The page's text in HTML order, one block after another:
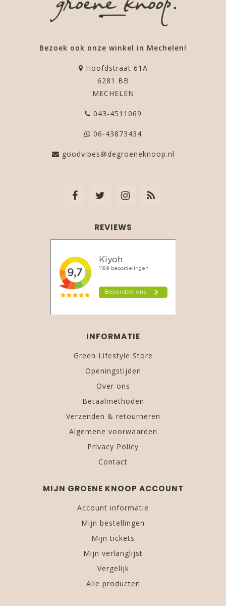
Bezoek ook onze winkel in Mechelen!
Hoofdstraat 61A
6281 BB
MECHELEN
043-4511069
06-43873434
goodvibes@degroeneknoop.nl
REVIEWS
INFORMATIE
Green Lifestyle Store
Openingstijden
Over ons
Betaalmethoden
Verzenden & retourneren
Algemene voorwaarden
Privacy Policy
Contact
MIJN GROENE KNOOP ACCOUNT
Account informatie
Mijn bestellingen
Mijn tickets
Mijn verlanglijst
Vergelijk
Alle producten